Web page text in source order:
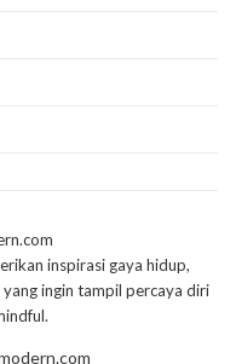
inspirasi gaya hidup,
ingin tampil percaya diri